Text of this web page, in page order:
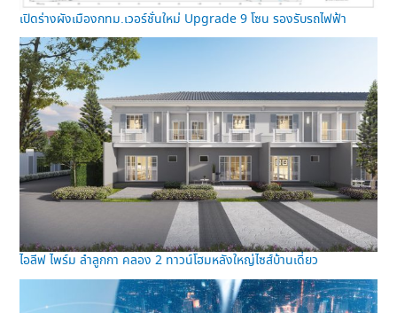
เปิดร่างผังเมืองกทม.เวอร์ชั่นใหม่ Upgrade 9 โซน รองรับรถไฟฟ้า
ไอลีฟ ไพร์ม ลำลูกกา คลอง 2 ทาวน์โฮมหลังใหญ่ไซส์บ้านเดี่ยว